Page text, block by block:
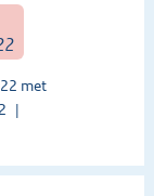
met